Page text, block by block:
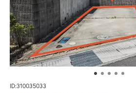
ID:310035033